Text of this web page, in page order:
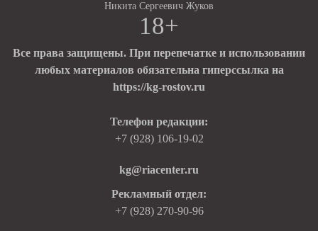
Никита Сергеевич Жуков
18+
Все права защищены. При перепечатке и использовании
любых материалов обязательна гиперссылка на
https://kg-rostov.ru
Телефон редакции:
+7 (928) 106-19-02
kg@riacenter.ru
Рекламный отдел:
+7 (928) 270-90-96